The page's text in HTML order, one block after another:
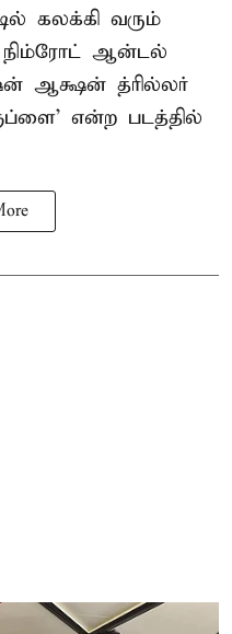
கலக்கி வரும்
நிம்ரோட் ஆன்டல்
ஆக்ஷன் த்ரில்லர்
என்ற படத்தில்